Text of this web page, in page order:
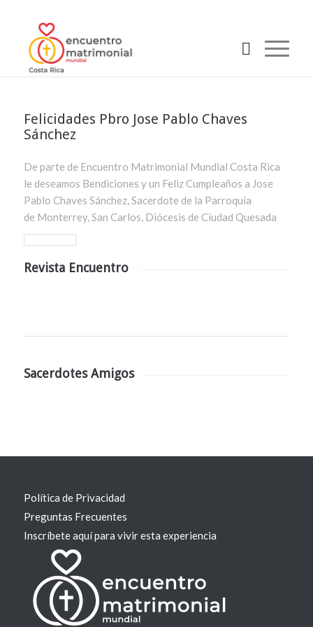
Felicidades Pbro Jose Pablo Chaves
Sánchez
De parte de Encuentro Matrimonial Mundial Costa Rica
le deseamos Bendiciones y un Feliz Cumpleaños a Jose
Pablo Chaves Sánchez, Sacerdote de la Parroquia
de Monterrey, San Carlos, Diócesis de Ciudad Quesada
Revista Encuentro
Sacerdotes Amigos
Política de Privacidad
Preguntas Frecuentes
Inscríbete aquí para vivir esta experiencia